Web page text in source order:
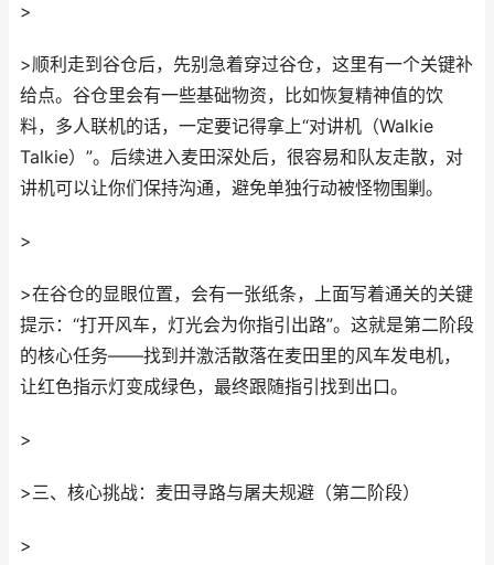
>
>顺利走到谷仓后，先别急着穿过谷仓，这里有一个关键补
给点。谷仓里会有一些基础物资，比如恢复精神值的饮
料，多人联机的话，一定要记得拿上“对讲机（Walkie
Talkie）”。后续进入麦田深处后，很容易和队友走散，对
讲机可以让你们保持沟通，避免单独行动被怪物围剿。
>
>在谷仓的显眼位置，会有一张纸条，上面写着通关的关键
提示：“打开风车，灯光会为你指引出路”。这就是第二阶段
的核心任务——找到并激活散落在麦田里的风车发电机，
让红色指示灯变成绿色，最终跟随指引找到出口。
>
>三、核心挑战：麦田寻路与屠夫规避（第二阶段）
>